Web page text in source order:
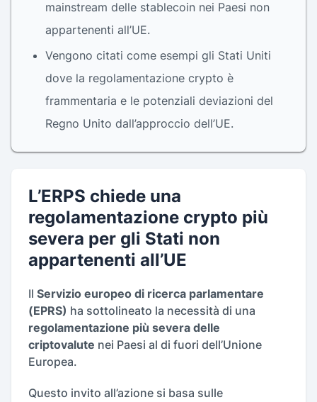
mainstream delle stablecoin nei Paesi non
appartenenti all’UE.
Vengono citati come esempi gli Stati Uniti
dove la regolamentazione crypto è
frammentaria e le potenziali deviazioni del
Regno Unito dall’approccio dell’UE.
L’ERPS chiede una
regolamentazione crypto più
severa per gli Stati non
appartenenti all’UE
Il Servizio europeo di ricerca parlamentare
(EPRS) ha sottolineato la necessità di una
regolamentazione più severa delle
criptovalute nei Paesi al di fuori dell’Unione
Europea.
Questo invito all’azione si basa sulle